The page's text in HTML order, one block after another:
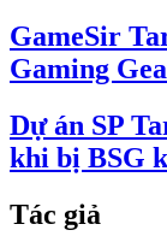
GameSir
Gaming
Dự án SP
khi bị BSG
Tác giả